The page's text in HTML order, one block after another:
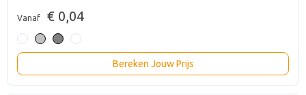
Vanaf € 0,04
Bereken Jouw Prijs